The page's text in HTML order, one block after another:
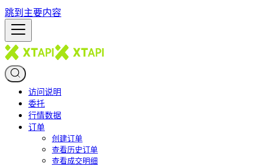
跳到主要内容
访问说明
委托
行情数据
订单
创建订单
查看历史订单
查看成交明细